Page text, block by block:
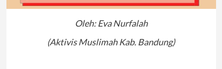
Oleh: Eva Nurfalah
(Aktivis Muslimah Kab. Bandung)